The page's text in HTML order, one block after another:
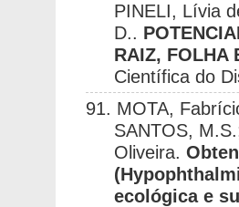
PINELI, Lívia
D..
RAIZ, FOLHA
Científica do
91. MOTA,
SANTOS,
Oliveira.
ecológica e